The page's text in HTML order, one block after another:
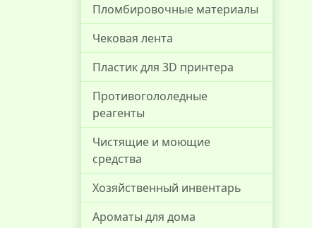
Пломбировочные материалы
Чековая лента
Пластик для 3D принтера
Противогололедные
реагенты
Чистящие и моющие
средства
Хозяйственный инвентарь
Ароматы для дома